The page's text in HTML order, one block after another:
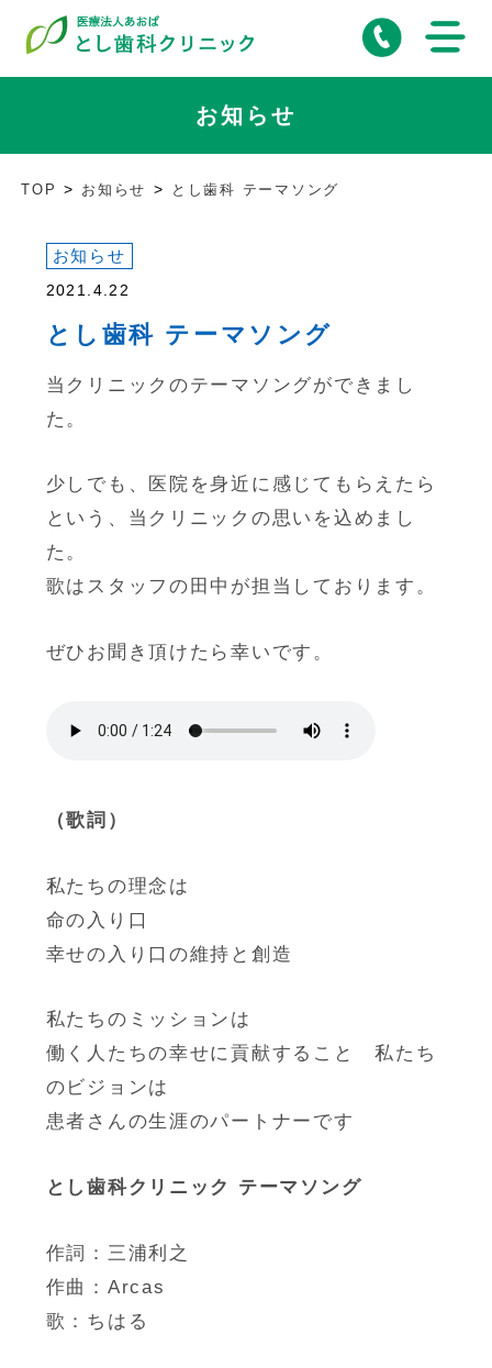
お知らせ
TOP お知らせ とし歯科 テーマソング
お知らせ
2021.4.22
とし歯科 テーマソング
当クリニックのテーマソングができまし
た。
少しでも、医院を身近に感じてもらえたら
という、当クリニックの思いを込めまし
た。
歌はスタッフの田中が担当しております。
ぜひお聞き頂けたら幸いです。
（歌詞）
私たちの理念は
命の入り口
幸せの入り口の維持と創造
私たちのミッションは
働く人たちの幸せに貢献すること 私たち
のビジョンは
患者さんの生涯のパートナーです
とし歯科クリニック テーマソング
作詞：三浦利之
作曲：Arcas
歌：ちはる